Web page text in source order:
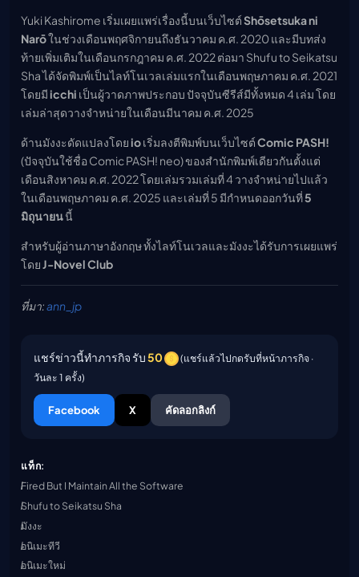
Yuki Kashirome เริ่มเผยแพร่เรื่องนี้บนเว็บไซต์Shōsetsuka ni
Narōในช่วงเดือนพฤศจิกายนถึงธันวาคม ค.ศ. 2020 และมีบทส่ง
ท้ายเพิ่มเติมในเดือนกรกฎาคม ค.ศ. 2022 ต่อมา Shufu to Seikatsu
Sha ได้จัดพิมพ์เป็นไลท์โนเวลเล่มแรกในเดือนพฤษภาคม ค.ศ. 2021
โดยมีicchi เป็นผู้วาดภาพประกอบ ปัจจุบันซีรีส์มีทั้งหมด 4 เล่ม โดย
เล่มล่าสุดวางจำหน่ายในเดือนมีนาคม ค.ศ. 2025
ด้านมังงะดัดแปลงโดยioเริ่มลงตีพิมพ์บนเว็บไซต์Comic PASH!
(ปัจจุบันใช้ชื่อ Comic PASH! neo) ของสำนักพิมพ์เดียวกันตั้งแต่
เดือนสิงหาคม ค.ศ. 2022 โดยเล่มรวมเล่มที่ 4 วางจำหน่ายไปแล้ว
ในเดือนพฤษภาคม ค.ศ. 2025 และเล่มที่ 5 มีกำหนดออกวันที่5
มิถุนายนนี้
สำหรับผู้อ่านภาษาอังกฤษ ทั้งไลท์โนเวลและมังงะได้รับการเผยแพร่
โดยJ-Novel Club
ที่มา:ann_jp
แชร์ข่าวนี้ทำภารกิจ รับ50
(แชร์แล้วไปกดรับที่หน้าภารกิจ ·
วันละ 1 ครั้ง)
Facebook X คัดลอกลิงก์
แท็ก:
Fired But I Maintain All the Software
Shufu to Seikatsu Sha
มังงะ
อนิเมะทีวี
อนิเมะใหม่